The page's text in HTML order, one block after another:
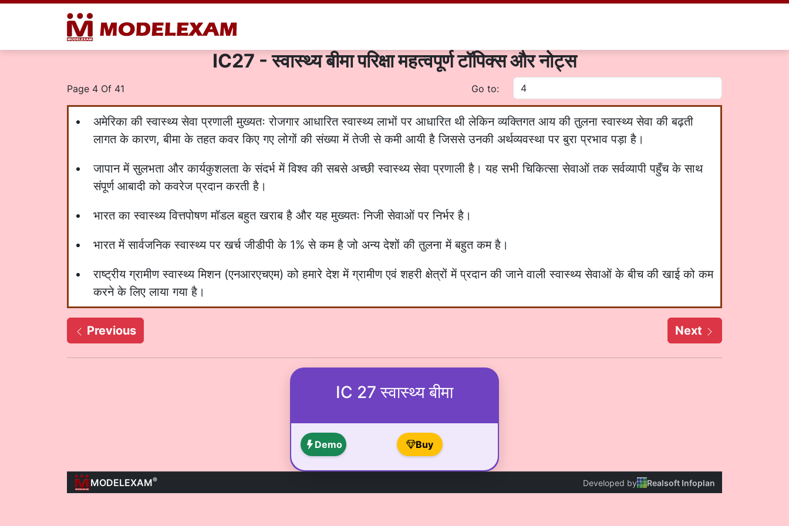
IC27 - स्वास्थ्य बीमा परिक्षा महत्वपूर्ण टॉपिक्स और नोट्स
Page 4 Of 41 Go to:
अमेरिका की स्वास्थ्य सेवा प्रणाली मुख्यतः रोजगार आधारित स्वास्थ्य लाभों पर आधारित थी लेकिन व्यक्तिगत आय की तुलना स्वास्थ्य सेवा की बढ़ती
लागत के कारण, बीमा के तहत कवर किए गए लोगों की संख्या में तेजी से कमी आयी है जिससे उनकी अर्थव्यवस्था पर बुरा प्रभाव पड़ा है।
जापान में सुलभता और कार्यकुशलता के संदर्भ में विश्व की सबसे अच्छी स्वास्थ्य सेवा प्रणाली है। यह सभी चिकित्सा सेवाओं तक सर्वव्यापी पहुँच के साथ
संपूर्ण आबादी को कवरेज प्रदान करती है।
भारत का स्वास्थ्य वित्तपोषण मॉडल बहुत खराब है और यह मुख्यतः निजी सेवाओं पर निर्भर है।
भारत में सार्वजनिक स्वास्थ्य पर खर्च जीडीपी के 1% से कम है जो अन्य देशों की तुलना में बहुत कम है।
राष्ट्रीय ग्रामीण स्वास्थ्य मिशन (एनआरएचएम) को हमारे देश में ग्रामीण एवं शहरी क्षेत्रों में प्रदान की जाने वाली स्वास्थ्य सेवाओं के बीच की खाई को कम
करने के लिए लाया गया है।
Previous Next
IC 27 स्वास्थ्य बीमा
Demo Buy
MODELEXAM® Developed by Realsoft Infoplan